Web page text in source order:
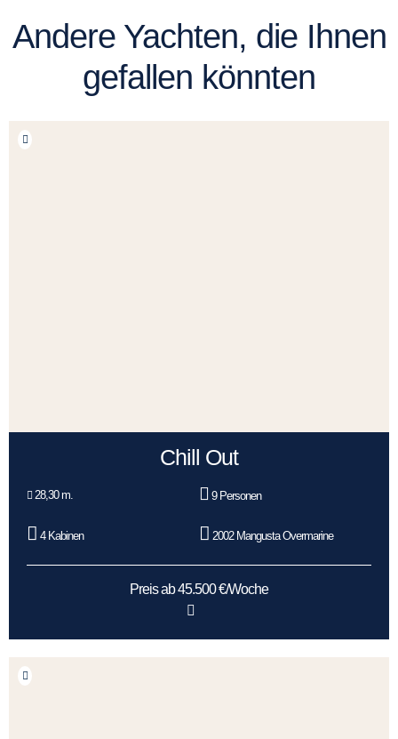
Andere Yachten, die Ihnen
gefallen könnten
Chill Out
28,30 m. 9 Personen
4 Kabinen 2002 Mangusta Overmarine
Preis ab 45.500 €/Woche